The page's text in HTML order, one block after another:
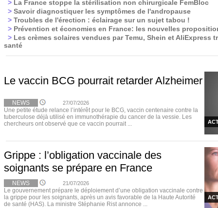
> La France stoppe la stérilisation non chirurgicale FemBloc
> Savoir diagnostiquer les symptômes de l'andropause
> Troubles de l'érection : éclairage sur un sujet tabou !
> Prévention et économies en France: les nouvelles
> Les crèmes solaires vendues par Temu, Shein et AliExpress
santé
Le vaccin BCG pourrait retarder Alzheimer
NEWS 27/07/2026
Une petite étude relance l’intérêt pour le BCG, vaccin centenaire contre la
tuberculose déjà utilisé en immunothérapie du cancer de la vessie. Les
chercheurs ont observé que ce vaccin pourrait ...
Grippe : l’obligation vaccinale des
soignants se prépare en France
NEWS 21/07/2026
Le gouvernement prépare le déploiement d’une obligation vaccinale contre
la grippe pour les soignants, après un avis favorable de la Haute Autorité
de santé (HAS). La ministre Stéphanie Rist annonce ...